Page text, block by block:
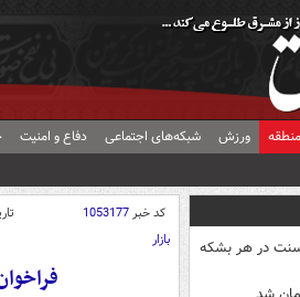
ورزش شبکه‌های اجتماعی دفاع و امنیت
نفت به ۸۳ دلار و ۵۵ سنت در هر بشکه
کد خبر1053177
بازار